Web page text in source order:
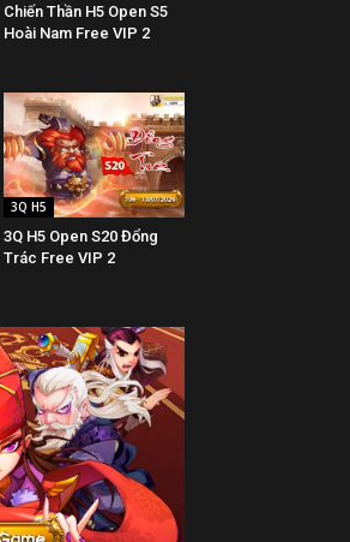
Chiến Thần H5 Open S5
Hoài Nam Free VIP 2
3Q H5
3Q H5 Open S20 Đổng
Trác Free VIP 2